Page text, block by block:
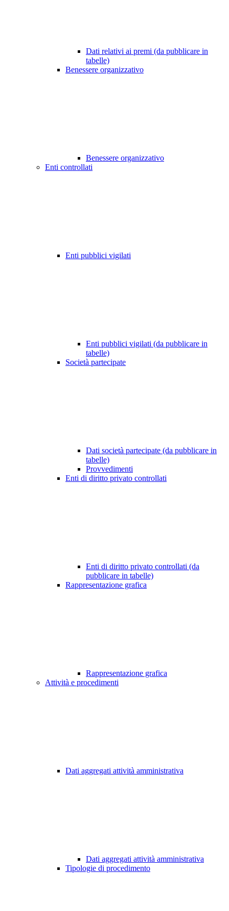
Dati relativi ai premi (da pubblicare in
tabelle)
Benessere organizzativo
Benessere organizzativo
Enti controllati
Enti pubblici vigilati
Enti pubblici vigilati (da pubblicare in
tabelle)
Società partecipate
Dati società partecipate (da pubblicare in
tabelle)
Provvedimenti
Enti di diritto privato controllati
Enti di diritto privato controllati (da
pubblicare in tabelle)
Rappresentazione grafica
Rappresentazione grafica
Attività e procedimenti
Dati aggregati attività amministrativa
Dati aggregati attività amministrativa
Tipologie di procedimento